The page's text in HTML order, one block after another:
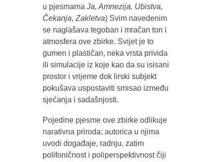
u pjesmama Ja, Amnezija, Ubistva,
Čekanja, Zakletva) Svim navedenim
se naglašava tegoban i mračan ton i
atmosfera ove zbirke. Svijet je to
gumen i plastičan, neka vrsta privida
ili simulacije iz koje kao da su isisani
prostor i vrijeme dok lirski subjekt
pokušava uspostaviti smisao između
sjećanja i sadašnjosti.
Pojedine pjesme ove zbirke odlikuje
narativna priroda: autorica u njima
uvodi događaje, radnju, zatim
polifoničnost i poliperspektivnost čiji